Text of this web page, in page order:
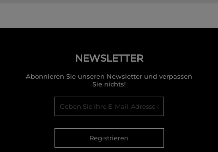
NEWSLETTER
Abonnieren Sie unseren Newsletter und verpassen
Sie nichts!
Registrieren